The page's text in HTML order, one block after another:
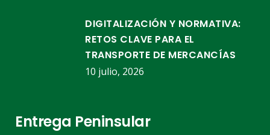
DIGITALIZACIÓN Y NORMATIVA:
RETOS CLAVE PARA EL
TRANSPORTE DE MERCANCÍAS
10 julio, 2026
Entrega Peninsular